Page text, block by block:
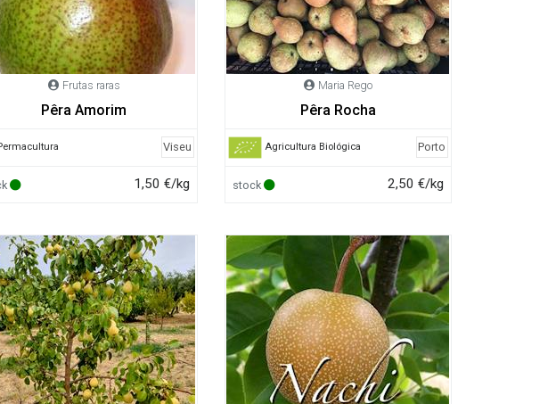
Frutas raras
Pêra Amorim
Viseu
1,50 €/kg
Maria Rego
Pêra Rocha
Agricultura Biológica Porto
stock 2,50 €/kg